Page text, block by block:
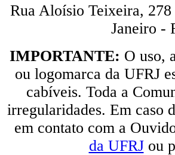
Rua Aloísio Teixeira,
Janeiro -
IMPORTANTE: O uso,
ou logomarca da UFRJ
cabíveis. Toda a
irregularidades. Em caso
em contato com a
da UFRJou